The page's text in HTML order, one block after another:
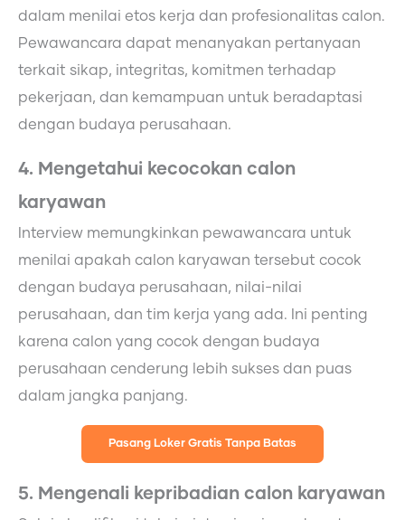
dalam menilai etos kerja dan profesionalitas calon.
Pewawancara dapat menanyakan pertanyaan
terkait sikap, integritas, komitmen terhadap
pekerjaan, dan kemampuan untuk beradaptasi
dengan budaya perusahaan.
4. Mengetahui kecocokan calon
karyawan
Interview memungkinkan pewawancara untuk
menilai apakah calon karyawan tersebut cocok
dengan budaya perusahaan, nilai-nilai
perusahaan, dan tim kerja yang ada. Ini penting
karena calon yang cocok dengan budaya
perusahaan cenderung lebih sukses dan puas
dalam jangka panjang.
Pasang Loker Gratis Tanpa Batas
5. Mengenali kepribadian calon karyawan